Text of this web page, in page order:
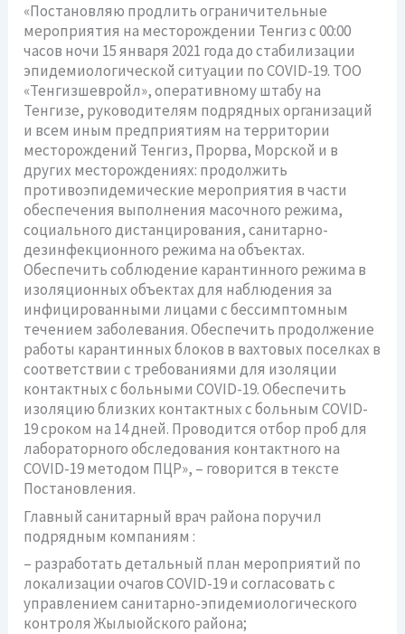
«Постановляю продлить ограничительные
мероприятия на месторождении Тенгиз с 00:00
часов ночи 15 января 2021 года до стабилизации
эпидемиологической ситуации по COVID-19. ТОО
«Тенгизшевройл», оперативному штабу на
Тенгизе, руководителям подрядных организаций
и всем иным предприятиям на территории
месторождений Тенгиз, Прорва, Морской и в
других месторождениях: продолжить
противоэпидемические мероприятия в части
обеспечения выполнения масочного режима,
социального дистанцирования, санитарно-
дезинфекционного режима на объектах.
Обеспечить соблюдение карантинного режима в
изоляционных объектах для наблюдения за
инфицированными лицами с бессимптомным
течением заболевания. Обеспечить продолжение
работы карантинных блоков в вахтовых поселках в
соответствии с требованиями для изоляции
контактных с больными COVID-19. Обеспечить
изоляцию близких контактных с больным COVID-
19 сроком на 14 дней. Проводится отбор проб для
лабораторного обследования контактного на
COVID-19 методом ПЦР», – говорится в тексте
Постановления.
Главный санитарный врач района поручил
подрядным компаниям :
– разработать детальный план мероприятий по
локализации очагов COVID-19 и согласовать с
управлением санитарно-эпидемиологического
контроля Жылыойского района;